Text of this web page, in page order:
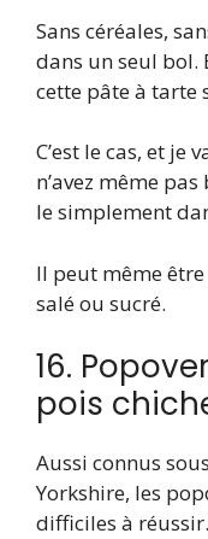
Sans céréales,
dans un seul bol.
cette pâte à tarte
C’est le cas, et je
n’avez même
le simplement
Il peut même
salé ou sucré.
16.
pois
Aussi connus
Yorkshire, les
difficiles à réussir.